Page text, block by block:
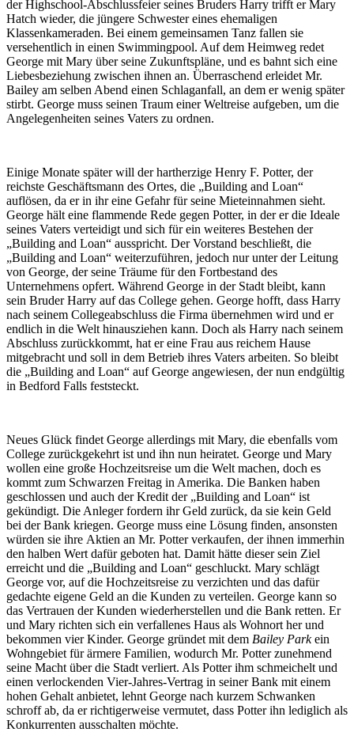
der Highschool-Abschlussfeier seines Bruders Harry trifft er Mary
Hatch wieder, die jüngere Schwester eines ehemaligen
Klassenkameraden. Bei einem gemeinsamen Tanz fallen sie
versehentlich in einen Swimmingpool. Auf dem Heimweg redet
George mit Mary über seine Zukunftspläne, und es bahnt sich eine
Liebesbeziehung zwischen ihnen an. Überraschend erleidet Mr.
Bailey am selben Abend einen Schlaganfall, an dem er wenig später
stirbt. George muss seinen Traum einer Weltreise aufgeben, um die
Angelegenheiten seines Vaters zu ordnen.
Einige Monate später will der hartherzige Henry F. Potter, der
reichste Geschäftsmann des Ortes, die „Building and Loan“
auflösen, da er in ihr eine Gefahr für seine Mieteinnahmen sieht.
George hält eine flammende Rede gegen Potter, in der er die Ideale
seines Vaters verteidigt und sich für ein weiteres Bestehen der
„Building and Loan“ ausspricht. Der Vorstand beschließt, die
„Building and Loan“ weiterzuführen, jedoch nur unter der Leitung
von George, der seine Träume für den Fortbestand des
Unternehmens opfert. Während George in der Stadt bleibt, kann
sein Bruder Harry auf das College gehen. George hofft, dass Harry
nach seinem Collegeabschluss die Firma übernehmen wird und er
endlich in die Welt hinausziehen kann. Doch als Harry nach seinem
Abschluss zurückkommt, hat er eine Frau aus reichem Hause
mitgebracht und soll in dem Betrieb ihres Vaters arbeiten. So bleibt
die „Building and Loan“ auf George angewiesen, der nun endgültig
in Bedford Falls feststeckt.
Neues Glück findet George allerdings mit Mary, die ebenfalls vom
College zurückgekehrt ist und ihn nun heiratet. George und Mary
wollen eine große Hochzeitsreise um die Welt machen, doch es
kommt zum Schwarzen Freitag in Amerika. Die Banken haben
geschlossen und auch der Kredit der „Building and Loan“ ist
gekündigt. Die Anleger fordern ihr Geld zurück, da sie kein Geld
bei der Bank kriegen. George muss eine Lösung finden, ansonsten
würden sie ihre Aktien an Mr. Potter verkaufen, der ihnen immerhin
den halben Wert dafür geboten hat. Damit hätte dieser sein Ziel
erreicht und die „Building and Loan“ geschluckt. Mary schlägt
George vor, auf die Hochzeitsreise zu verzichten und das dafür
gedachte eigene Geld an die Kunden zu verteilen. George kann so
das Vertrauen der Kunden wiederherstellen und die Bank retten. Er
und Mary richten sich ein verfallenes Haus als Wohnort her und
bekommen vier Kinder. George gründet mit dem Bailey Parkein
Wohngebiet für ärmere Familien, wodurch Mr. Potter zunehmend
seine Macht über die Stadt verliert. Als Potter ihm schmeichelt und
einen verlockenden Vier-Jahres-Vertrag in seiner Bank mit einem
hohen Gehalt anbietet, lehnt George nach kurzem Schwanken
schroff ab, da er richtigerweise vermutet, dass Potter ihn lediglich als
Konkurrenten ausschalten möchte.